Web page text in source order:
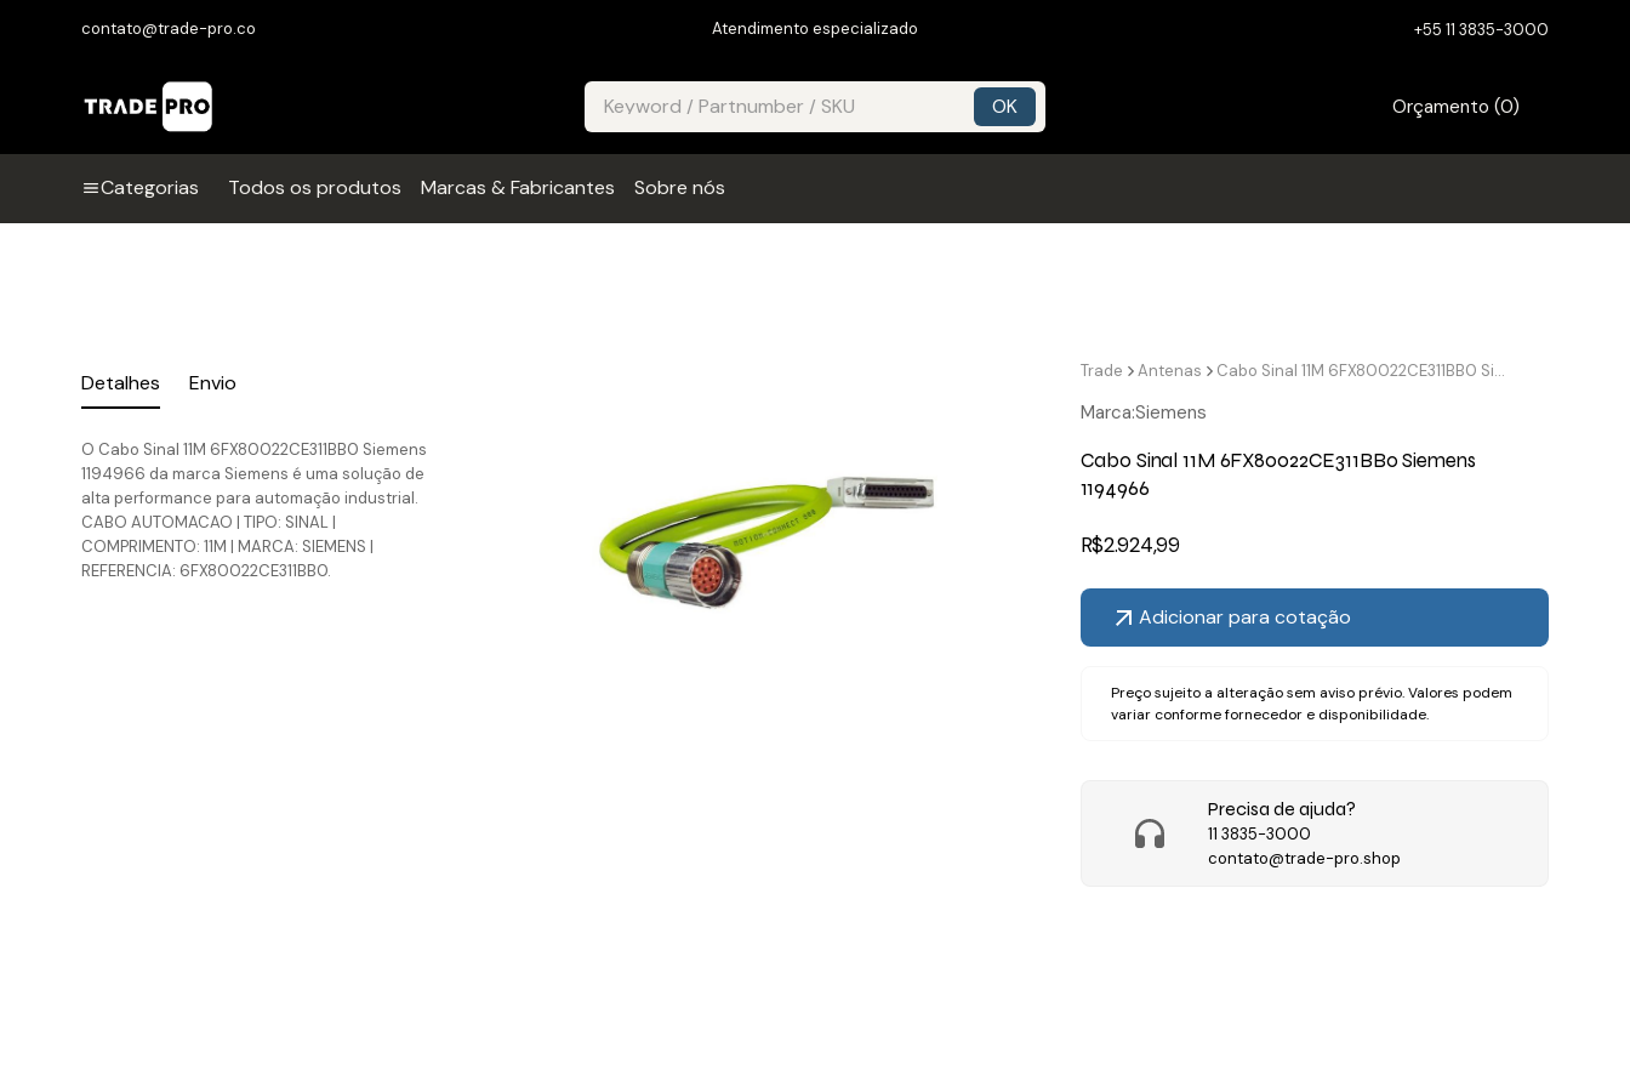
contato@trade-pro.co Atendimento especializado +55 11 3835-3000
Orçamento (0)
Categorias Todos os produtos Marcas & Fabricantes Sobre nós
Detalhes Envio
O Cabo Sinal 11M 6FX80022CE311BB0 Siemens
1194966 da marca Siemens é uma solução de
alta performance para automação industrial.
CABO AUTOMACAO | TIPO: SINAL |
COMPRIMENTO: 11M | MARCA: SIEMENS |
REFERENCIA: 6FX80022CE311BB0.
Trade Antenas Cabo Sinal 11M 6FX80022CE311BB0 Siemens 1194966
Marca:Siemens
Cabo Sinal 11M 6FX80022CE311BB0 Siemens
1194966
R$2.924,99
Adicionar para cotação
Preço sujeito a alteração sem aviso prévio. Valores podem
variar conforme fornecedor e disponibilidade.
Precisa de ajuda?
11 3835-3000
contato@trade-pro.shop